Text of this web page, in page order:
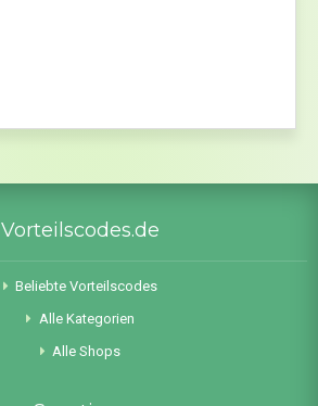
Vorteilscodes.de
Beliebte Vorteilscodes
Alle Kategorien
Alle Shops